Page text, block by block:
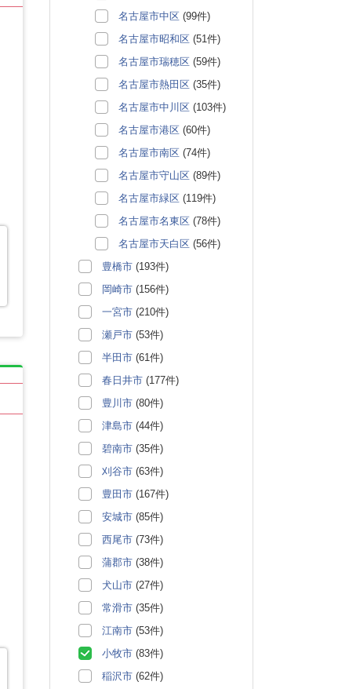
名古屋市中区 (99件)
名古屋市昭和区 (51件)
名古屋市瑞穂区 (59件)
名古屋市熱田区 (35件)
名古屋市中川区 (103件)
名古屋市港区 (60件)
名古屋市南区 (74件)
名古屋市守山区 (89件)
名古屋市緑区 (119件)
名古屋市名東区 (78件)
名古屋市天白区 (56件)
豊橋市 (193件)
岡崎市 (156件)
一宮市 (210件)
瀬戸市 (53件)
半田市 (61件)
春日井市 (177件)
豊川市 (80件)
津島市 (44件)
碧南市 (35件)
刈谷市 (63件)
豊田市 (167件)
安城市 (85件)
西尾市 (73件)
蒲郡市 (38件)
犬山市 (27件)
常滑市 (35件)
江南市 (53件)
小牧市 (83件)
稲沢市 (62件)